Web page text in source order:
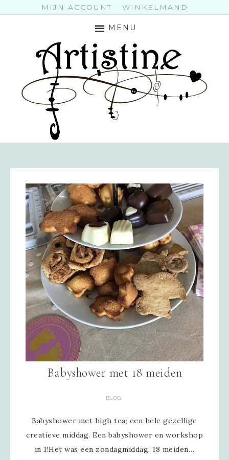
MIJN ACCOUNT WINKELMAND
MENU
Babyshower met 18 meiden
BLOG
Babyshower met high tea; een hele gezellige
creatieve middag. Een babyshower en workshop
in 1!Het was een zondagmiddag, 18 meiden…